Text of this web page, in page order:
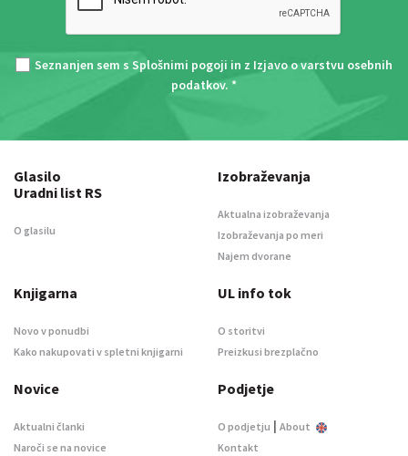
Seznanjen sem s Splošnimi pogoji in z Izjavo o varstvu osebnih
podatkov. *
Glasilo
Uradni list RS
O glasilu
Izobraževanja
Aktualna izobraževanja
Izobraževanja po meri
Najem dvorane
Knjigarna
Novo v ponudbi
Kako nakupovati v spletni knjigarni
UL info tok
O storitvi
Preizkusi brezplačno
Novice
Aktualni članki
Naroči se na novice
Podjetje
O podjetju | About
Kontakt